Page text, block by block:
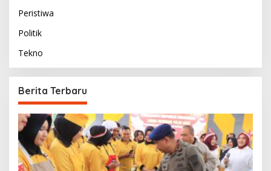
Peristiwa
Politik
Tekno
Berita Terbaru